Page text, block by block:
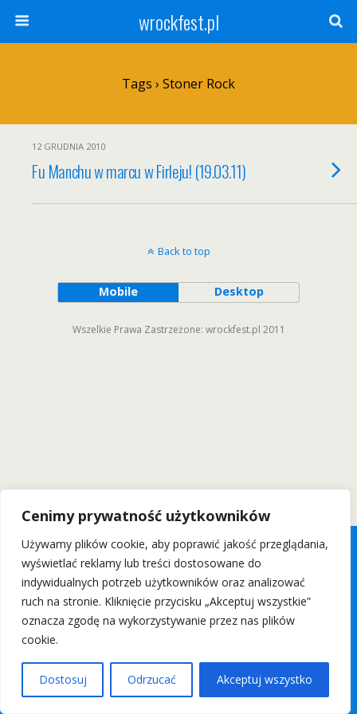
Cenimy prywatność użytkowników
Używamy plików cookie, aby poprawić jakość przeglądania,
wyświetlać reklamy lub treści dostosowane do
indywidualnych potrzeb użytkowników oraz analizować
ruch na stronie. Kliknięcie przycisku „Akceptuj wszystkie”
oznacza zgodę na wykorzystywanie przez nas plików
cookie.
Dostosuj Odrzucać Akceptuj wszystko
wrockfest.pl
Tags › Stoner Rock
12 GRUDNIA 2010
Fu Manchu w marcu w Firleju! (19.03.11)
Back to top
Mobile Desktop
Wszelkie Prawa Zastrzeżone: wrockfest.pl 2011